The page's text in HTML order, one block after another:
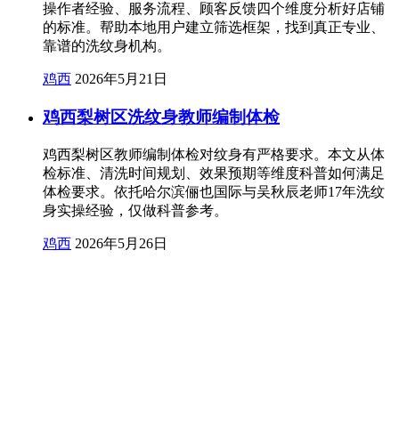
操作者经验、服务流程、顾客反馈四个维度分析好店铺
的标准。帮助本地用户建立筛选框架，找到真正专业、
靠谱的洗纹身机构。
鸡西 2026年5月21日
鸡西梨树区洗纹身教师编制体检
鸡西梨树区教师编制体检对纹身有严格要求。本文从体
检标准、清洗时间规划、效果预期等维度科普如何满足
体检要求。依托哈尔滨俪也国际与吴秋辰老师17年洗纹
身实操经验，仅做科普参考。
鸡西 2026年5月26日